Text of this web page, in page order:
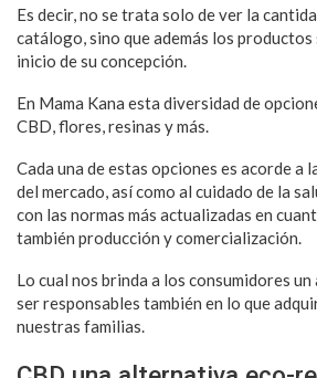
Es decir, no se trata solo de ver la
catálogo, sino que además los productos
inicio de su concepción.
En Mama Kana esta diversidad de
CBD, flores, resinas y más.
Cada una de estas opciones es acorde a
del mercado, así como al cuidado de la
con las normas más actualizadas en
también producción y comercialización.
Lo cual nos brinda a los consumidores
ser responsables también en lo que
nuestras familias.